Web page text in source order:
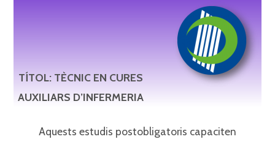
TÍTOL: TÈCNIC EN CURES
AUXILIARS D’INFERMERIA
Aquests estudis postobligatoris capaciten